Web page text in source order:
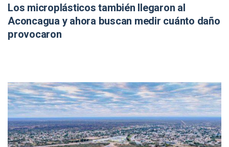
Los microplásticos también llegaron al
Aconcagua y ahora buscan medir cuánto daño
provocaron